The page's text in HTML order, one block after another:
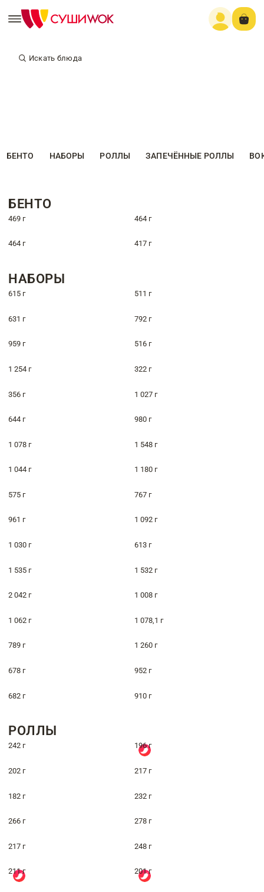
Искать блюда
БЕНТО НАБОРЫ РОЛЛЫ ЗАПЕЧЁННЫЕ РОЛЛЫ
БЕНТО
469 г 464 г
464 г 417 г
НАБОРЫ
615 г 511 г
631 г 792 г
959 г 516 г
1 254 г 322 г
356 г 1 027 г
644 г 980 г
1 078 г 1 548 г
1 044 г 1 180 г
575 г 767 г
961 г 1 092 г
1 030 г 613 г
1 535 г 1 532 г
2 042 г 1 008 г
1 062 г 1 078,1 г
789 г 1 260 г
678 г 952 г
682 г 910 г
РОЛЛЫ
242 г 196 г
202 г 217 г
182 г 232 г
266 г 278 г
217 г 248 г
211 г 201 г